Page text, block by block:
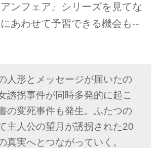
ンフェア』シリーズを見てな
あわせて予習できる機会も--
人形とメッセージが届いたの
誘拐事件が同時多発的に起こ
の変死事件も発生。ふたつの
主人公の望月が誘拐された20
真実へとつながっていく。